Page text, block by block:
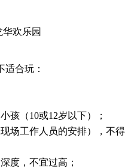
合玩：
孩（10或12岁以下）；
场工作人员的安排），不得
度，不宜过高；